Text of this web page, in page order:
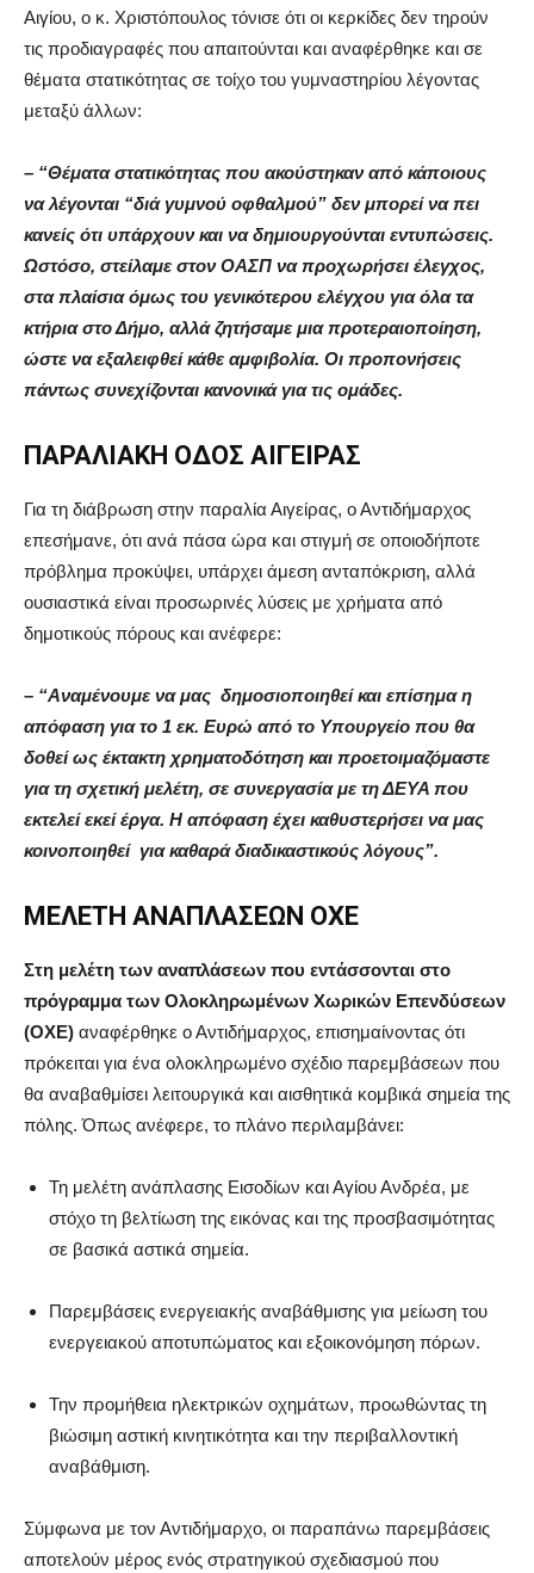
Αιγίου, ο κ. Χριστόπουλος τόνισε ότι οι κερκίδες δεν τηρούν
τις προδιαγραφές που απαιτούνται και αναφέρθηκε και σε
θέματα στατικότητας σε τοίχο του γυμναστηρίου λέγοντας
μεταξύ άλλων:
– “Θέματα στατικότητας που ακούστηκαν από κάποιους
να λέγονται “διά γυμνού οφθαλμού” δεν μπορεί να πει
κανείς ότι υπάρχουν και να δημιουργούνται εντυπώσεις.
Ωστόσο, στείλαμε στον ΟΑΣΠ να προχωρήσει έλεγχος,
στα πλαίσια όμως του γενικότερου ελέγχου για όλα τα
κτήρια στο Δήμο, αλλά ζητήσαμε μια προτεραιοποίηση,
ώστε να εξαλειφθεί κάθε αμφιβολία. Οι προπονήσεις
πάντως συνεχίζονται κανονικά για τις ομάδες.
ΠΑΡΑΛΙΑΚΗ ΟΔΟΣ ΑΙΓΕΙΡΑΣ
Για τη διάβρωση στην παραλία Αιγείρας, ο Αντιδήμαρχος
επεσήμανε, ότι ανά πάσα ώρα και στιγμή σε οποιοδήποτε
πρόβλημα προκύψει, υπάρχει άμεση ανταπόκριση, αλλά
ουσιαστικά είναι προσωρινές λύσεις με χρήματα από
δημοτικούς πόρους και ανέφερε:
– “Αναμένουμε να μας δημοσιοποιηθεί και επίσημα η
απόφαση για το 1 εκ. Ευρώ από το Υπουργείο που θα
δοθεί ως έκτακτη χρηματοδότηση και προετοιμαζόμαστε
για τη σχετική μελέτη, σε συνεργασία με τη ΔΕΥΑ που
εκτελεί εκεί έργα. Η απόφαση έχει καθυστερήσει να μας
κοινοποιηθεί για καθαρά διαδικαστικούς λόγους”.
ΜΕΛΕΤΗ ΑΝΑΠΛΑΣΕΩΝ ΟΧΕ
Στη μελέτη των αναπλάσεων που εντάσσονται στο
πρόγραμμα των Ολοκληρωμένων Χωρικών Επενδύσεων
(ΟΧΕ) αναφέρθηκε ο Αντιδήμαρχος, επισημαίνοντας ότι
πρόκειται για ένα ολοκληρωμένο σχέδιο παρεμβάσεων που
θα αναβαθμίσει λειτουργικά και αισθητικά κομβικά σημεία της
πόλης. Όπως ανέφερε, το πλάνο περιλαμβάνει:
Τη μελέτη ανάπλασης Εισοδίων και Αγίου Ανδρέα, με
στόχο τη βελτίωση της εικόνας και της προσβασιμότητας
σε βασικά αστικά σημεία.
Παρεμβάσεις ενεργειακής αναβάθμισης για μείωση του
ενεργειακού αποτυπώματος και εξοικονόμηση πόρων.
Την προμήθεια ηλεκτρικών οχημάτων, προωθώντας τη
βιώσιμη αστική κινητικότητα και την περιβαλλοντική
αναβάθμιση.
Σύμφωνα με τον Αντιδήμαρχο, οι παραπάνω παρεμβάσεις
αποτελούν μέρος ενός στρατηγικού σχεδιασμού που